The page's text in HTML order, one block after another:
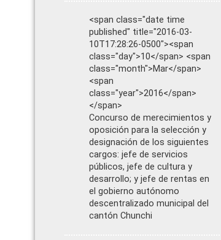
<span class="date time
published" title="2016-03-
10T17:28:26-0500"><span
class="day">10</span> <span
class="month">Mar</span>
<span
class="year">2016</span>
</span>
Concurso de merecimientos y
oposición para la selección y
designación de los siguientes
cargos: jefe de servicios
públicos, jefe de cultura y
desarrollo; y jefe de rentas en
el gobierno autónomo
descentralizado municipal del
cantón Chunchi